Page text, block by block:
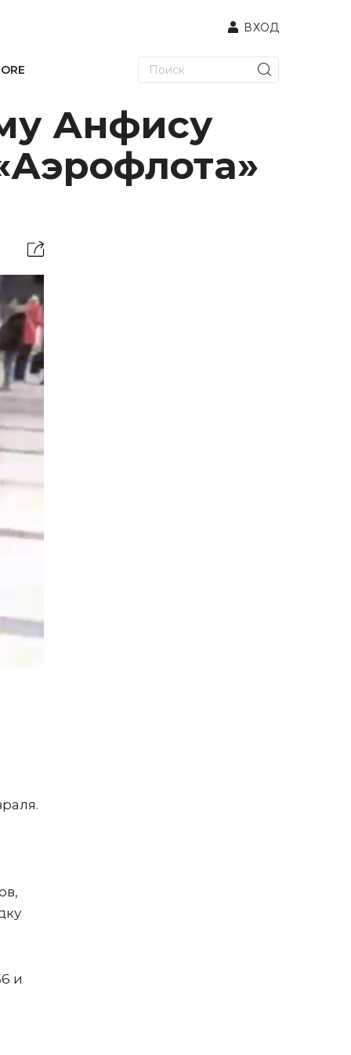
ВХОД
Анфису
и